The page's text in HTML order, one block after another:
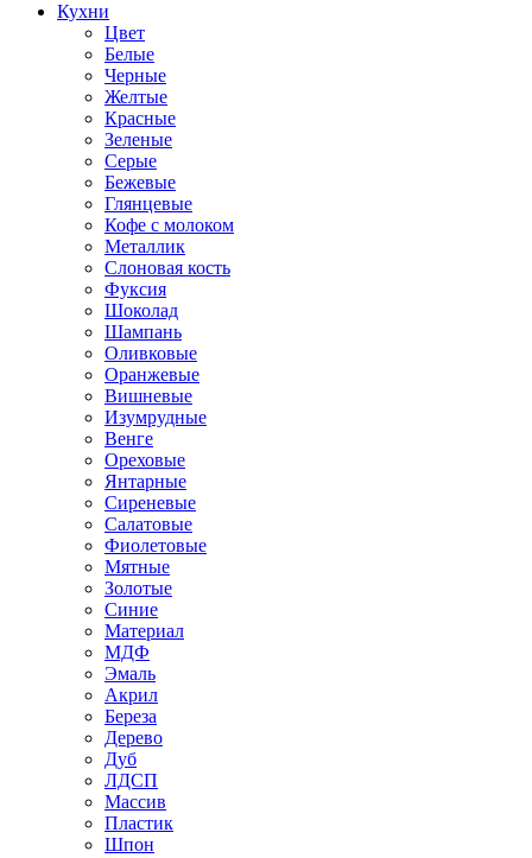
Кухни
Цвет
Белые
Черные
Желтые
Красные
Зеленые
Серые
Бежевые
Глянцевые
Кофе с молоком
Металлик
Слоновая кость
Фуксия
Шоколад
Шампань
Оливковые
Оранжевые
Вишневые
Изумрудные
Венге
Ореховые
Янтарные
Сиреневые
Салатовые
Фиолетовые
Мятные
Золотые
Синие
Материал
МДФ
Эмаль
Акрил
Береза
Дерево
Дуб
ЛДСП
Массив
Пластик
Шпон